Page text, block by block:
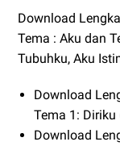
Download
Tema : Aku dan
Tubuhku, Aku
Download
Tema 1: Diriku
Download